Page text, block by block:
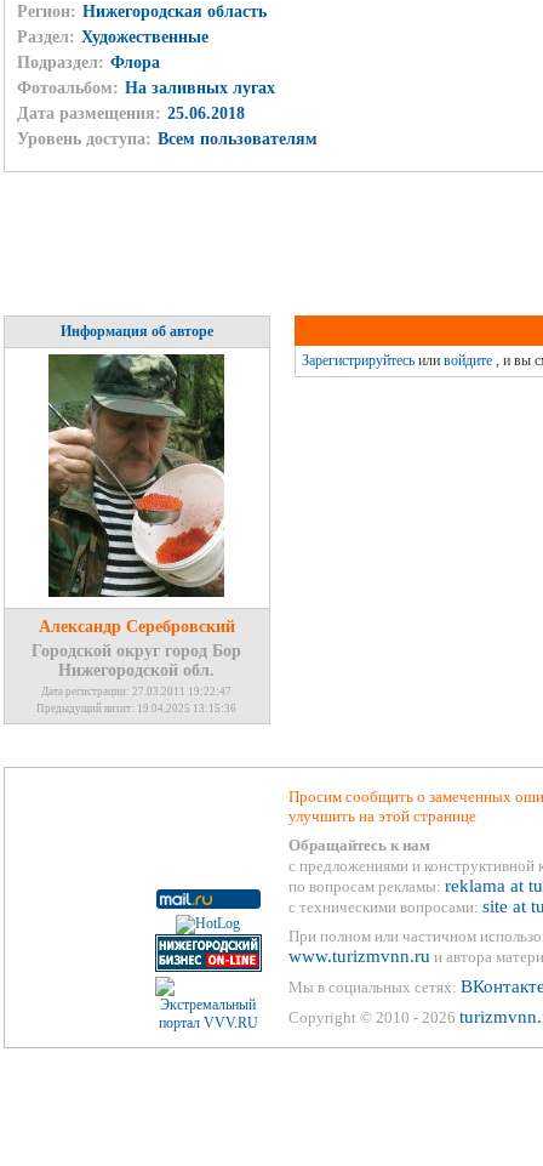
Регион: Нижегородская область
Раздел: Художественные
Подраздел: Флора
Фотоальбом: На заливных лугах
Дата размещения: 25.06.2018
Уровень доступа: Всем пользователям
Информация об авторе
Александр Серебровский
Городской округ город Бор
Нижегородской обл.
Дата регистрации: 27.03.2011 19:22:47
Предыдущий визит: 19.04.2025 13:15:36
Зарегистрируйтесьили войдите, и вы
Просим сообщить о замеченных
улучшить на этой странице
Обращайтесь к нам
с предложениями и конструктивной
по вопросам рекламы: reklama at
с техническими вопросами: site at
При полном или частичном
www.turizmvnn.ru и автора
Мы в социальных сетях:
Copyright © 2010 - 2026